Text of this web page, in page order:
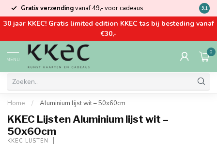
Gratis verzendingvanaf 49,- voor cadeaus Kom
9.1
30 jaar KKEC! Gratis limited edition KKEC tas bij besteding vanaf
€30,-
MENU
0
Home / Aluminium lijst wit – 50x60cm
KKEC Lijsten Aluminium lijst wit –
50x60cm
KKEC LIJSTEN